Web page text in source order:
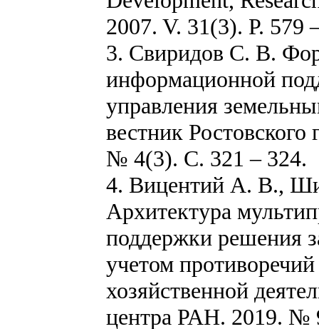
2007. V. 31(3). P. 579
3. Свиридов С. В.
информационной
управления
вестник Ростовского
№ 4(3). С. 321 – 324.
4. Вицентий А. В.,
Архитектура
поддержки решения
учетом
хозяйственной
центра РАН. 2019. №